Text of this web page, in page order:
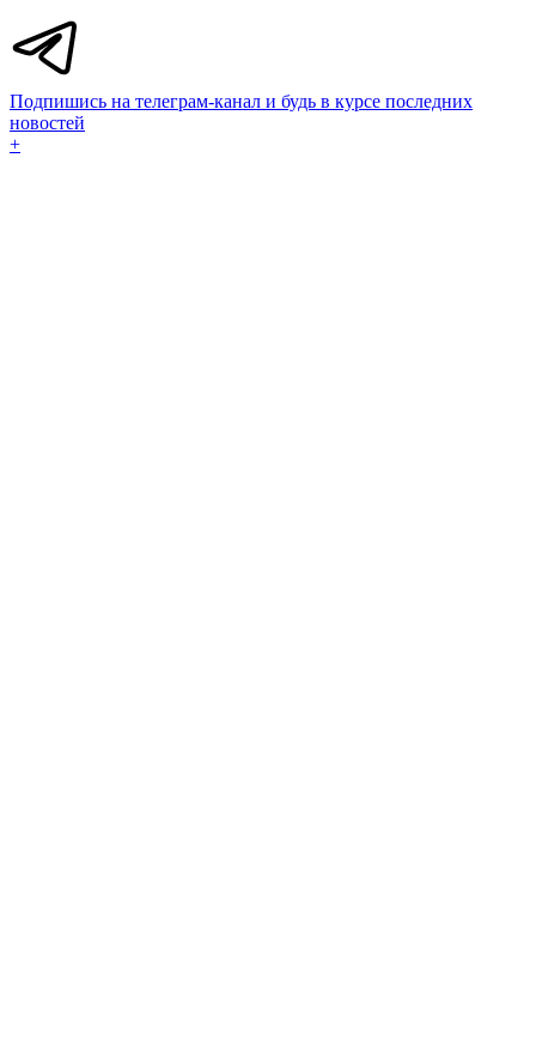
Подпишись на телеграм-канал и будь в курсе последних
новостей
+